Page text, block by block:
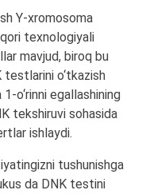
Y-xromosoma
texnologiyali
mavjud, biroq bu
testlarini o‘tkazish
o‘rinni egallashining
tekshiruvi sohasida
ishlaydi.
tushunishga
da DNK testini